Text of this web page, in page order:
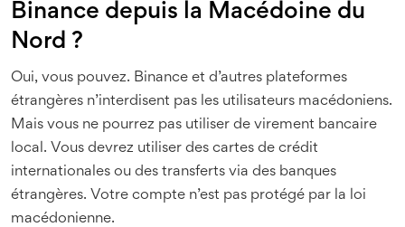
Binance depuis la Macédoine du
Nord ?
Oui, vous pouvez. Binance et d’autres plateformes
étrangères n’interdisent pas les utilisateurs macédoniens.
Mais vous ne pourrez pas utiliser de virement bancaire
local. Vous devrez utiliser des cartes de crédit
internationales ou des transferts via des banques
étrangères. Votre compte n’est pas protégé par la loi
macédonienne.